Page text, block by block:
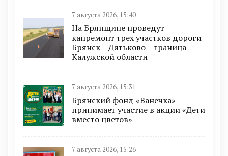
7 августа 2026, 15:40
На Брянщине проведут
капремонт трех участков дороги
Брянск – Дятьково – граница
Калужской области
7 августа 2026, 15:31
Брянский фонд «Ванечка»
принимает участие в акции «Дети
вместо цветов»
7 августа 2026, 15:26